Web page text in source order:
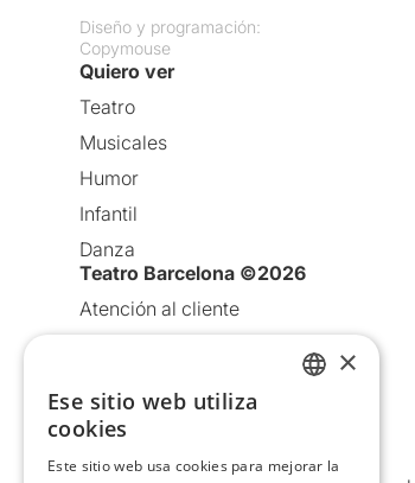
Diseño y programación:
Copymouse
Quiero ver
Teatro
Musicales
Humor
Infantil
Danza
Teatro Barcelona ©2026
Atención al cliente
Política de Cookies
×
Ese sitio web utiliza
cookies
Este sitio web usa cookies para mejorar la